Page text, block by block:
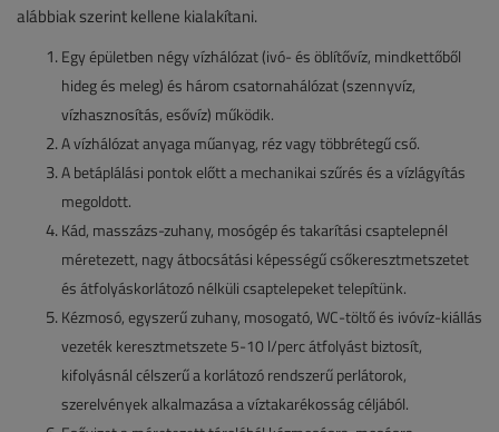
alábbiak szerint kellene kialakítani.
Egy épületben négy vízhálózat (ivó- és öblítővíz, mindkettőből
hideg és meleg) és három csatornahálózat (szennyvíz,
vízhasznosítás, esővíz) működik.
A vízhálózat anyaga műanyag, réz vagy többrétegű cső.
A betáplálási pontok előtt a mechanikai szűrés és a vízlágyítás
megoldott.
Kád, masszázs-zuhany, mosógép és takarítási csaptelepnél
méretezett, nagy átbocsátási képességű csőkeresztmetszetet
és átfolyáskorlátozó nélküli csaptelepeket telepítünk.
Kézmosó, egyszerű zuhany, mosogató, WC-töltő és ivóvíz-kiállás
vezeték keresztmetszete 5-10 l/perc átfolyást biztosít,
kifolyásnál célszerű a korlátozó rendszerű perlátorok,
szerelvények alkalmazása a víztakarékosság céljából.